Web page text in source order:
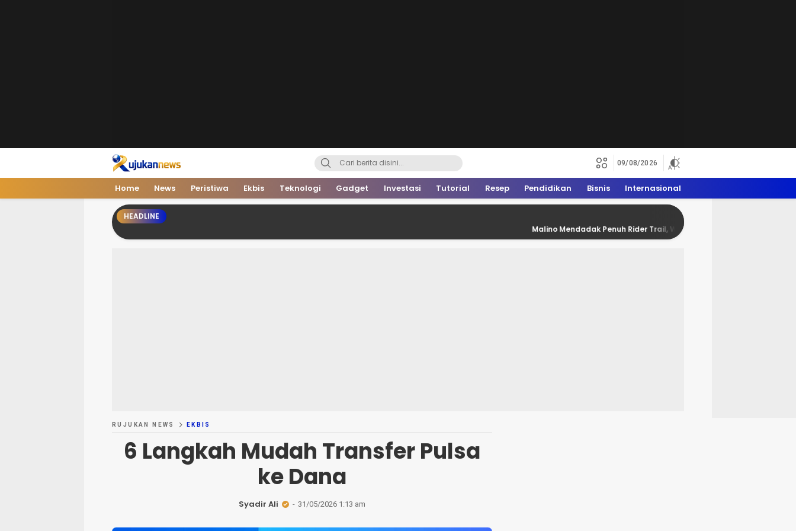
09/08/2026
Home News Peristiwa Ekbis Teknologi Gadget Investasi Tutorial Resep Pendidikan Bisnis Internasional
HEADLINE
Malino Mendadak Penuh Rider Trail, WAM 2026 Dongkrak Ekonomi Warga
RUJUKAN NEWS EKBIS
6 Langkah Mudah Transfer Pulsa
ke Dana
Syadir Ali 31/05/2026 1:13 am